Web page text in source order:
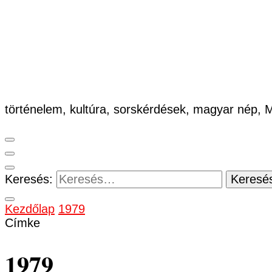
történelem, kultúra, sorskérdések, magyar nép,
Keresés:
Kezdőlap 1979
Címke
1979